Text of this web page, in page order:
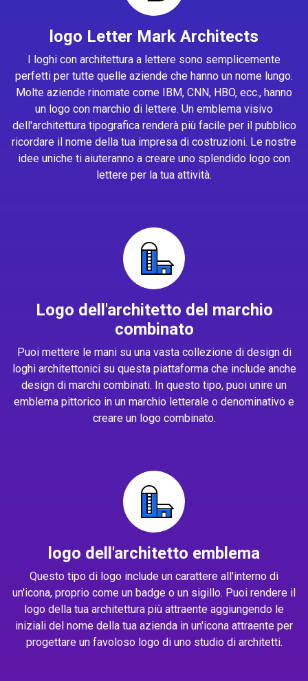
logo Letter Mark Architects
I loghi con architettura a lettere sono semplicemente
perfetti per tutte quelle aziende che hanno un nome lungo.
Molte aziende rinomate come IBM, CNN, HBO, ecc., hanno
un logo con marchio di lettere. Un emblema visivo
dell'architettura tipografica renderà più facile per il pubblico
ricordare il nome della tua impresa di costruzioni. Le nostre
idee uniche ti aiuteranno a creare uno splendido logo con
lettere per la tua attività.
Logo dell'architetto del marchio
combinato
Puoi mettere le mani su una vasta collezione di design di
loghi architettonici su questa piattaforma che include anche
design di marchi combinati. In questo tipo, puoi unire un
emblema pittorico in un marchio letterale o denominativo e
creare un logo combinato.
logo dell'architetto emblema
Questo tipo di logo include un carattere all'interno di
un'icona, proprio come un badge o un sigillo. Puoi rendere il
logo della tua architettura più attraente aggiungendo le
iniziali del nome della tua azienda in un'icona attraente per
progettare un favoloso logo di uno studio di architetti.